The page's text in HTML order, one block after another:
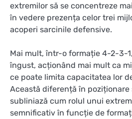
extremilor să se concentreze
în vedere prezența celor trei
acoperi sarcinile defensive.
Mai mult, într-o formație 4-2-3-
îngust, acționând mai mult ca
ce poate limita capacitatea lor
Această diferență în
subliniază cum rolul unui
semnificativ în funcție de